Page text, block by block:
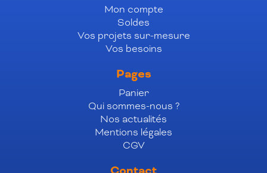
Mon compte
Soldes
Vos projets sur-mesure
Vos besoins
Pages
Panier
Qui sommes-nous ?
Nos actualités
Mentions légales
CGV